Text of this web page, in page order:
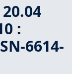
:
6614-